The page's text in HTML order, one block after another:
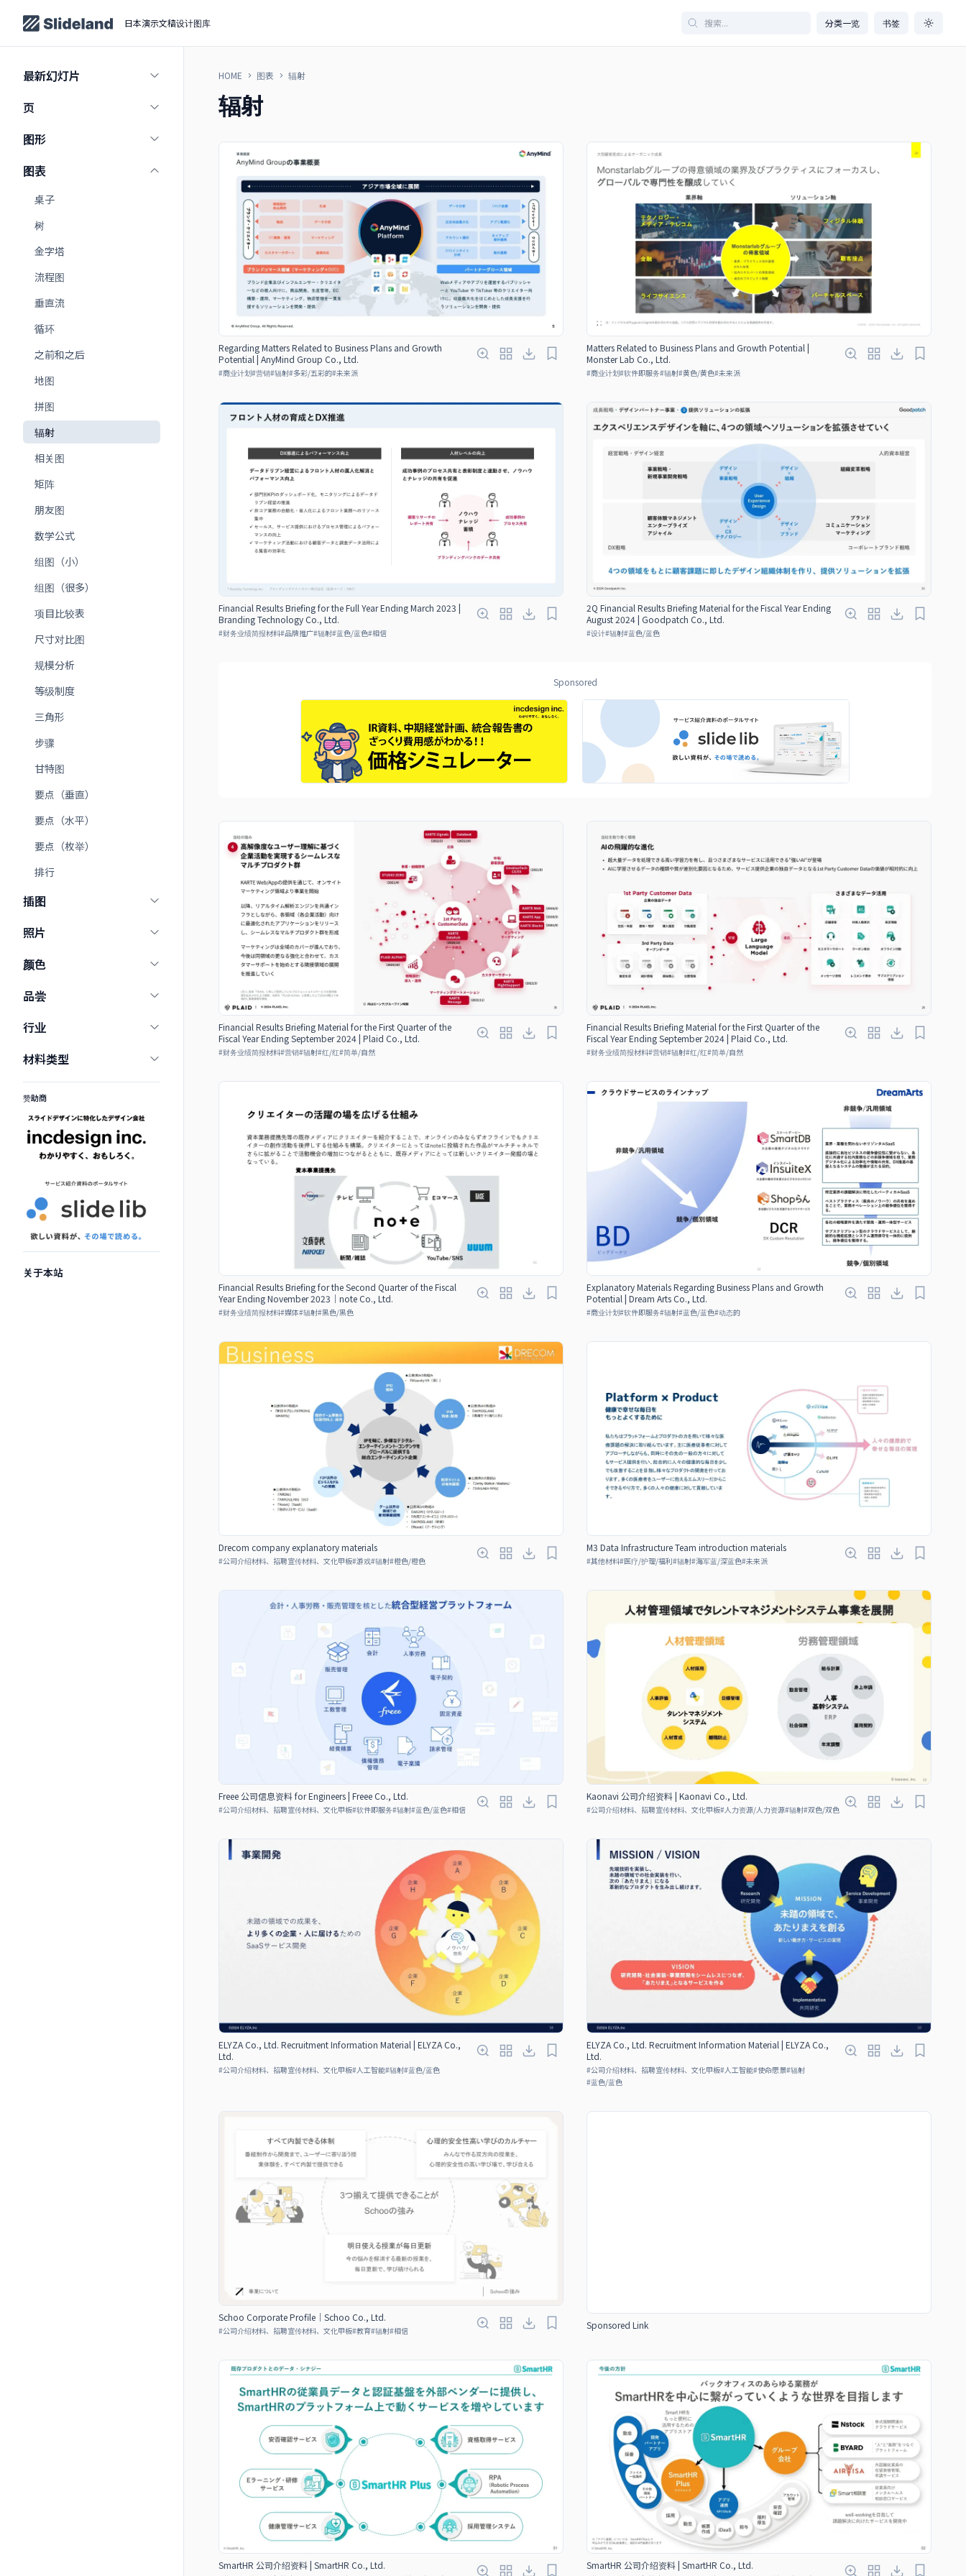
日本演示文稿设计图库 分类一览 书签
最新幻灯片
页
图形
图表
桌子
树
金字塔
流程图
垂直流
循环
之前和之后
地图
拼图
辐射
相关图
矩阵
朋友图
数学公式
组图（小）
组图（很多）
项目比较表
尺寸对比图
规模分析
等级制度
三角形
步骤
甘特图
要点（垂直）
要点（水平）
要点（枚举）
排行
插图
照片
颜色
品尝
行业
材料类型
赞助商
关于本站
HOME 图表 辐射
辐射
Regarding Matters Related to Business Plans and Growth
Potential | AnyMind Group Co., Ltd.
#商业计划#营销#辐射#多彩/五彩的#未来派
Matters Related to Business Plans and Growth Potential |
Monster Lab Co., Ltd.
#商业计划#软件即服务#辐射#黄色/黄色#未来派
Financial Results Briefing for the Full Year Ending March 2023 |
Branding Technology Co., Ltd.
#财务业绩简报材料#品牌推广#辐射#蓝色/蓝色#相信
2Q Financial Results Briefing Material for the Fiscal Year Ending
August 2024 | Goodpatch Co., Ltd.
#设计#辐射#蓝色/蓝色
Sponsored
Financial Results Briefing Material for the First Quarter of the
Fiscal Year Ending September 2024 | Plaid Co., Ltd.
#财务业绩简报材料#营销#辐射#红/红#简单/自然
Financial Results Briefing Material for the First Quarter of the
Fiscal Year Ending September 2024 | Plaid Co., Ltd.
#财务业绩简报材料#营销#辐射#红/红#简单/自然
Financial Results Briefing for the Second Quarter of the Fiscal
Year Ending November 2023｜note Co., Ltd.
#财务业绩简报材料#媒体#辐射#黑色/黑色
Explanatory Materials Regarding Business Plans and Growth
Potential | Dream Arts Co., Ltd.
#商业计划#软件即服务#辐射#蓝色/蓝色#动态的
Drecom company explanatory materials
#公司介绍材料、招聘宣传材料、文化甲板#游戏#辐射#橙色/橙色
M3 Data Infrastructure Team introduction materials
#其他材料#医疗/护理/福利#辐射#海军蓝/深蓝色#未来派
Freee 公司信息资料 for Engineers | Freee Co., Ltd.
#公司介绍材料、招聘宣传材料、文化甲板#软件即服务#辐射#蓝色/蓝色#相信
Kaonavi 公司介绍资料 | Kaonavi Co., Ltd.
#公司介绍材料、招聘宣传材料、文化甲板#人力资源/人力资源#辐射#双色/双色
ELYZA Co., Ltd. Recruitment Information Material | ELYZA Co.,
Ltd.
#公司介绍材料、招聘宣传材料、文化甲板#人工智能#辐射#蓝色/蓝色
ELYZA Co., Ltd. Recruitment Information Material | ELYZA Co.,
Ltd.
#公司介绍材料、招聘宣传材料、文化甲板#人工智能#使命愿景#辐射
#蓝色/蓝色
Schoo Corporate Profile｜Schoo Co., Ltd.
#公司介绍材料、招聘宣传材料、文化甲板#教育#辐射#相信 Sponsored Link
SmartHR 公司介绍资料 | SmartHR Co., Ltd. SmartHR 公司介绍资料 | SmartHR Co., Ltd.